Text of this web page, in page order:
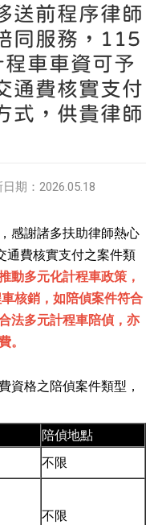
送前程序律師
同服務，115
車車資可予
通費核實支付
式，供貴律師
期： 2026.05.18
感謝諸多扶助律師熱心
通費核實支付之案件類
動多元化計程車政策，
核銷，如陪偵案件符合
法多元計程車陪偵，亦
。
資格之陪偵案件類型，
陪偵地點
不限
不限